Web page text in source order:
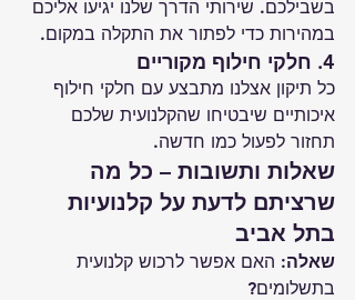
בשבילכם. שירותי הדרך שלנו יגיעו אליכם
במהירות כדי לפתור את התקלה במקום.
4. חלקי חילוף מקוריים
כל תיקון אצלנו מתבצע עם חלקי חילוף
איכותיים שיבטיחו שהקלנועית שלכם
תחזור לפעול כמו חדשה.
שאלות ותשובות – כל מה
שרציתם לדעת על קלנועיות
בתל אביב
שאלה: האם אפשר לרכוש קלנועית
בתשלומים?